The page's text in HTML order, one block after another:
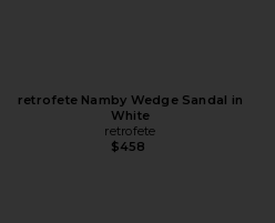
retrofete Namby Wedge Sandal in
White
retrofete
$458